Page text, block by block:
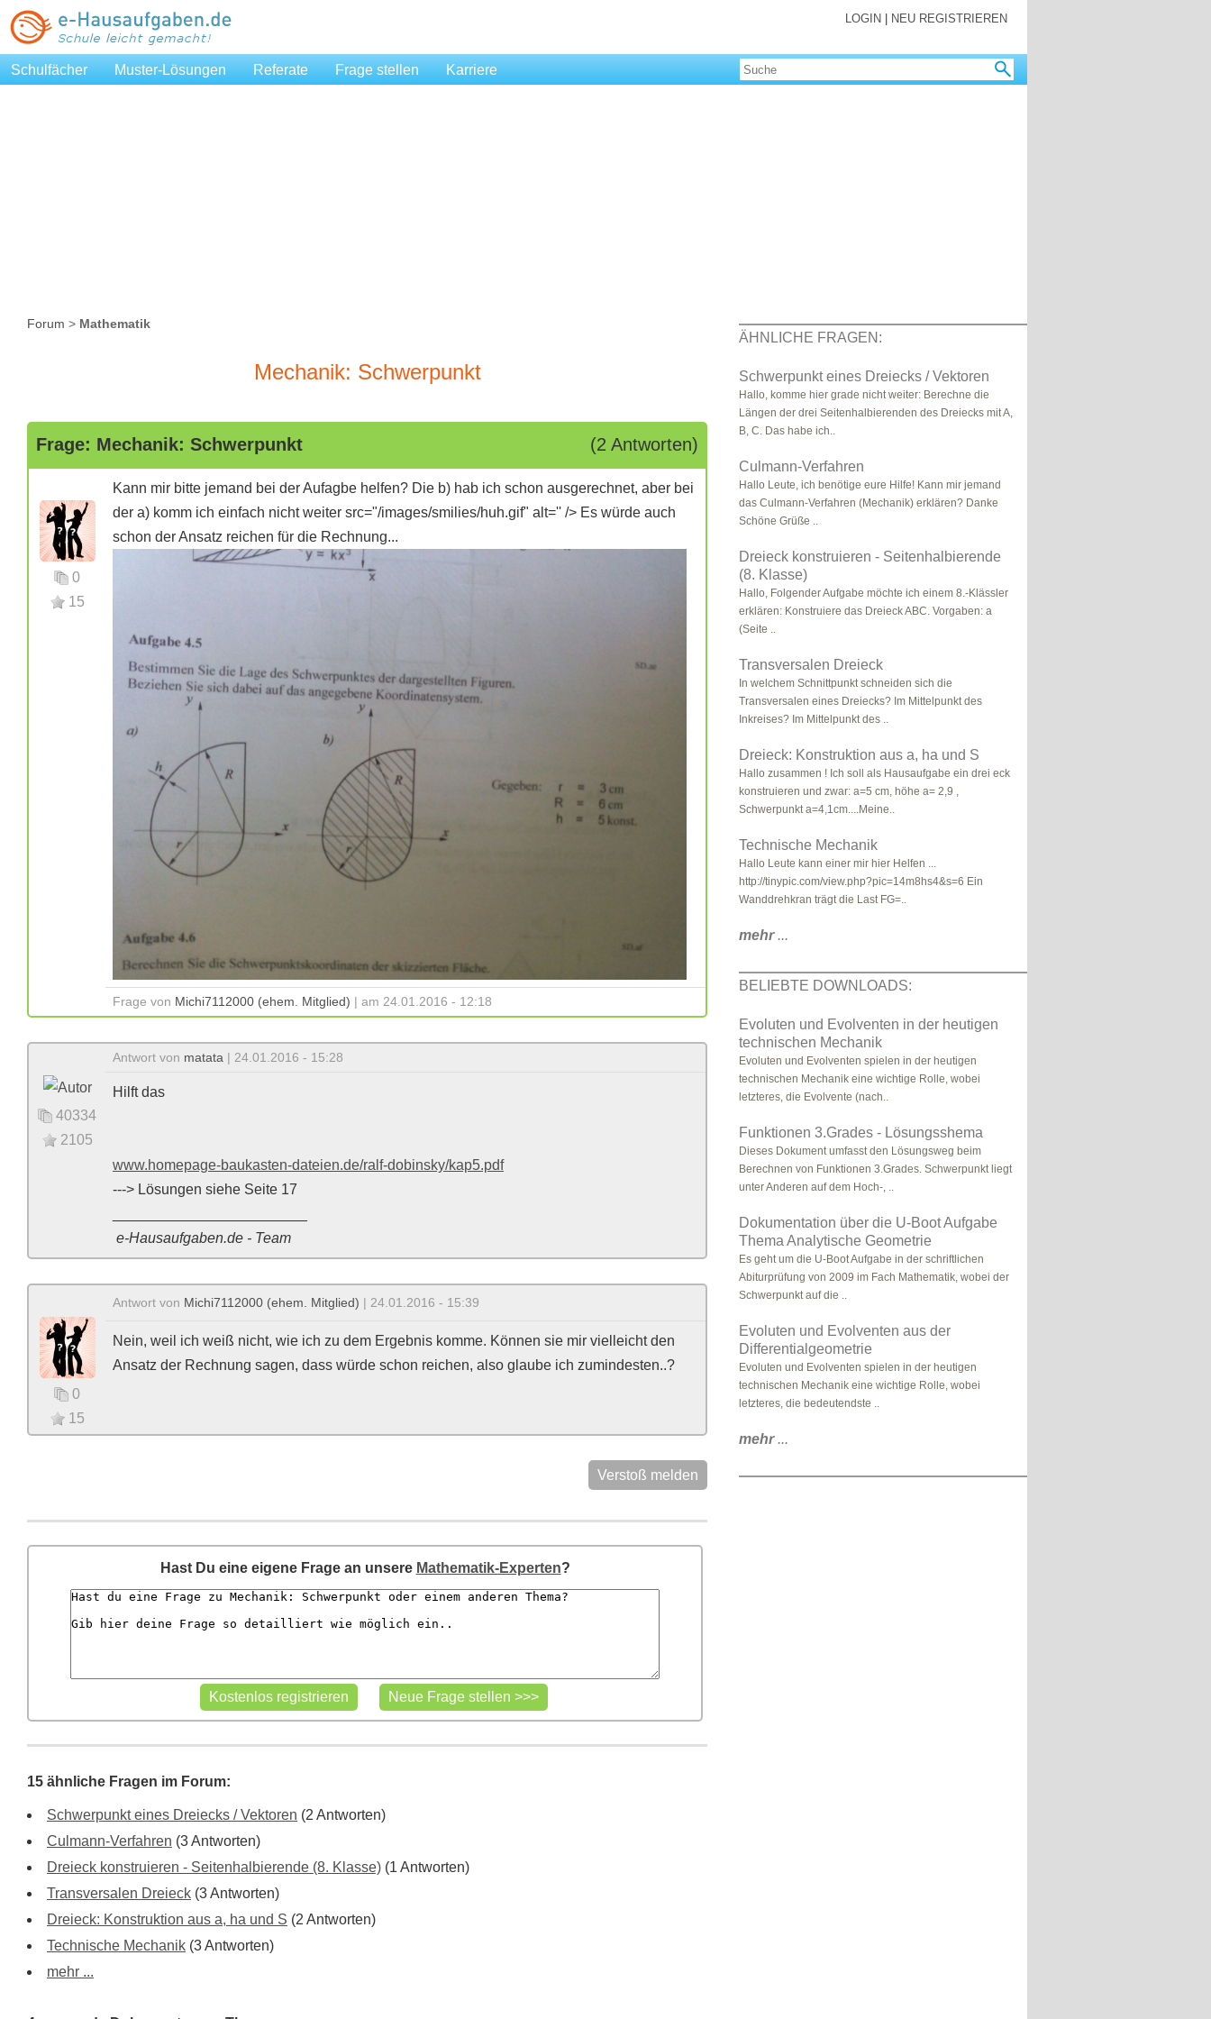
LOGIN NEU REGISTRIEREN
Schulfächer Muster-Lösungen Referate Frage stellen Karriere
Forum > Mathematik
Mechanik: Schwerpunkt
Frage: Mechanik: Schwerpunkt (2 Antworten)
0
15
Kann mir bitte jemand bei der Aufagbe helfen? Die b) hab ich schon ausgerechnet, aber bei
der a) komm ich einfach nicht weiter src="/images/smilies/huh.gif" alt='' /> Es würde auch
schon der Ansatz reichen für die Rechnung...
Frage von Michi7112000 (ehem. Mitglied) | am 24.01.2016 - 12:18
40334
2105
Antwort von matata | 24.01.2016 - 15:28
Hilft das
www.homepage-baukasten-dateien.de/ralf-dobinsky/kap5.pdf
---> Lösungen siehe Seite 17
e-Hausaufgaben.de - Team
0
15
Antwort von Michi7112000 (ehem. Mitglied) | 24.01.2016 - 15:39
Nein, weil ich weiß nicht, wie ich zu dem Ergebnis komme. Können sie mir vielleicht den
Ansatz der Rechnung sagen, dass würde schon reichen, also glaube ich zumindesten..?
Verstoß melden
Hast Du eine eigene Frage an unsere Mathematik-Experten?
15 ähnliche Fragen im Forum:
Schwerpunkt eines Dreiecks / Vektoren (2 Antworten)
Culmann-Verfahren (3 Antworten)
Dreieck konstruieren - Seitenhalbierende (8. Klasse) (1 Antworten)
Transversalen Dreieck (3 Antworten)
Dreieck: Konstruktion aus a, ha und S (2 Antworten)
Technische Mechanik (3 Antworten)
mehr ...
ÄHNLICHE FRAGEN:
Schwerpunkt eines Dreiecks / Vektoren
Hallo, komme hier grade nicht weiter: Berechne die
Längen der drei Seitenhalbierenden des Dreiecks mit A,
B, C. Das habe ich..
Culmann-Verfahren
Hallo Leute, ich benötige eure Hilfe! Kann mir jemand
das Culmann-Verfahren (Mechanik) erklären? Danke
Schöne Grüße ..
Dreieck konstruieren - Seitenhalbierende
(8. Klasse)
Hallo, Folgender Aufgabe möchte ich einem 8.-Klässler
erklären: Konstruiere das Dreieck ABC. Vorgaben: a
(Seite ..
Transversalen Dreieck
In welchem Schnittpunkt schneiden sich die
Transversalen eines Dreiecks? Im Mittelpunkt des
Inkreises? Im Mittelpunkt des ..
Dreieck: Konstruktion aus a, ha und S
Hallo zusammen ! Ich soll als Hausaufgabe ein drei eck
konstruieren und zwar: a=5 cm, höhe a= 2,9 ,
Schwerpunkt a=4,1cm....Meine..
Technische Mechanik
Hallo Leute kann einer mir hier Helfen ...
http://tinypic.com/view.php?pic=14m8hs4&s=6 Ein
Wanddrehkran trägt die Last FG=..
mehr...
BELIEBTE DOWNLOADS:
Evoluten und Evolventen in der heutigen
technischen Mechanik
Evoluten und Evolventen spielen in der heutigen
technischen Mechanik eine wichtige Rolle, wobei
letzteres, die Evolvente (nach..
Funktionen 3.Grades - Lösungsshema
Dieses Dokument umfasst den Lösungsweg beim
Berechnen von Funktionen 3.Grades. Schwerpunkt liegt
unter Anderen auf dem Hoch-, ..
Dokumentation über die U-Boot Aufgabe
Thema Analytische Geometrie
Es geht um die U-Boot Aufgabe in der schriftlichen
Abiturprüfung von 2009 im Fach Mathematik, wobei der
Schwerpunkt auf die ..
Evoluten und Evolventen aus der
Differentialgeometrie
Evoluten und Evolventen spielen in der heutigen
technischen Mechanik eine wichtige Rolle, wobei
letzteres, die bedeutendste ..
mehr...